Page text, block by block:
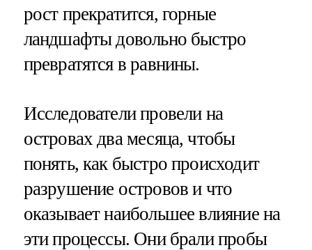
рост прекратится, горные
ландшафты довольно быстро
превратятся в равнины.
Исследователи провели на
островах два месяца, чтобы
понять, как быстро происходит
разрушение островов и что
оказывает наибольшее влияние на
эти процессы. Они брали пробы